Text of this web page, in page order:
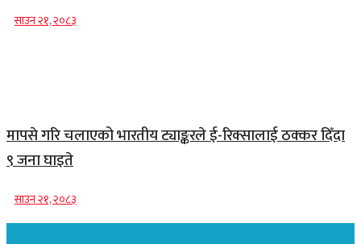
साउन २१, २०८३
मापसे गरि चलाएको भारतीय ट्याङ्करले ई-रिक्सालाई ठक्कर दिँदा
९ जना घाइते
साउन २१, २०८३